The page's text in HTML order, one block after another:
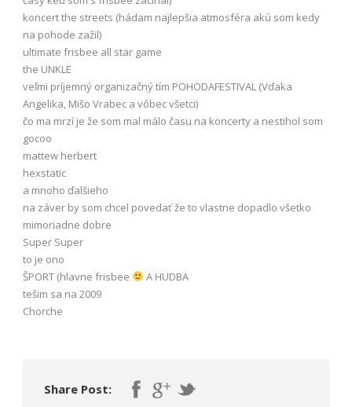
koncert the streets (hádam najlepšia atmosféra akú som kedy
na pohode zažil)
ultimate frisbee all star game
the UNKLE
veľmi príjemný organizačný tím POHODAFESTIVAL (Vďaka
Angelika, Mišo Vrabec a vôbec všetci)
čo ma mrzí je že som mal málo času na koncerty a nestihol som
gocoo
mattew herbert
hexstatic
a mnoho ďalšieho
na záver by som chcel povedať že to vlastne dopadlo všetko
mimoriadne dobre
Super Super
to je ono
ŠPORT (hlavne frisbee
A HUDBA
tešim sa na 2009
Chorche
Share Post: